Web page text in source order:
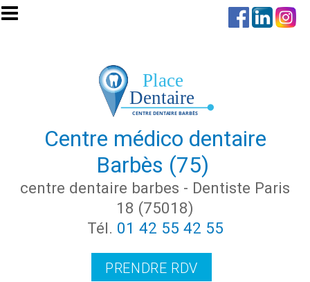
Aller au contenu principal
Centre médico dentaire
Barbès (75)
centre dentaire barbes - Dentiste Paris
18 (75018)
Tél. 01 42 55 42 55
PRENDRE RDV